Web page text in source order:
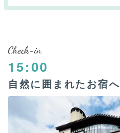
Check-in
15:00
自然に囲まれたお宿へ